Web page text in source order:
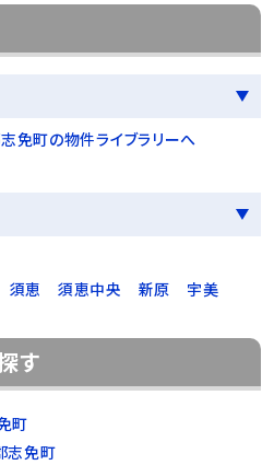
免町の物件ライブラリーへ
須恵 須恵中央 新原 宇美
す
町
志免町